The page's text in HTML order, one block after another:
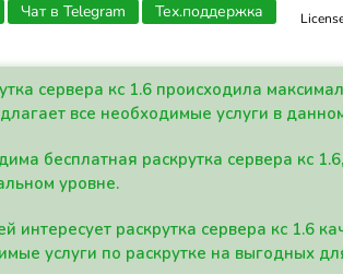
Чат в Telegram Тех.поддержка
сервера кс 1.6 происходила
все необходимые услуги в
бесплатная раскрутка сервера кс
уровне.
интересует раскрутка сервера кс 1.6
услуги по раскрутке на выгодных